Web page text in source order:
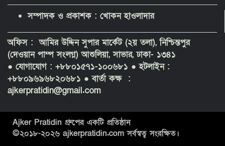
সম্পাদক ও প্রকাশক : খোকন হাওলাদার
অফিস : আমির উদ্দিন সুপার মার্কেট (২য় তলা), নিশ্চিন্তপুর
(দেওয়ান পাম্প সংলগ্ন) আশুলিয়া, সাভার, ঢাকা- ১৩৪১
● যোগাযোগ : +৮৮০১৫৭১-১০০৬৮১ ● হটলাইন :
+৮৮০৯৬৯৬৮২০৬৮১ ● বার্তা কক্ষ :
ajkerpratidin@gmail.com
Ajker Pratidin গ্রুপের একটি প্রতিষ্ঠান
©২০১৮-২০২৬ ajkerpratidin.com সর্বস্বত্ব সংরক্ষিত।